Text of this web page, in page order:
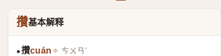
攢基本解释
●攢cuán ㄘㄨㄢˊ